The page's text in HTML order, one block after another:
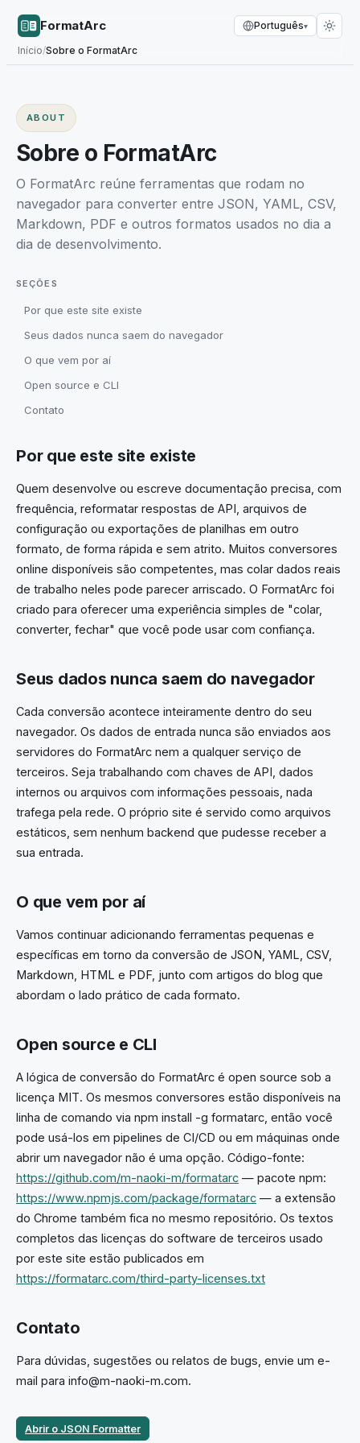
FormatArc
Início/Sobre o FormatArc
Português▾
ABOUT
Sobre o FormatArc
O FormatArc reúne ferramentas que rodam no
navegador para converter entre JSON, YAML, CSV,
Markdown, PDF e outros formatos usados no dia a
dia de desenvolvimento.
SEÇÕES
Por que este site existe
Seus dados nunca saem do navegador
O que vem por aí
Open source e CLI
Contato
Por que este site existe
Quem desenvolve ou escreve documentação precisa, com
frequência, reformatar respostas de API, arquivos de
configuração ou exportações de planilhas em outro
formato, de forma rápida e sem atrito. Muitos conversores
online disponíveis são competentes, mas colar dados reais
de trabalho neles pode parecer arriscado. O FormatArc foi
criado para oferecer uma experiência simples de "colar,
converter, fechar" que você pode usar com confiança.
Seus dados nunca saem do navegador
Cada conversão acontece inteiramente dentro do seu
navegador. Os dados de entrada nunca são enviados aos
servidores do FormatArc nem a qualquer serviço de
terceiros. Seja trabalhando com chaves de API, dados
internos ou arquivos com informações pessoais, nada
trafega pela rede. O próprio site é servido como arquivos
estáticos, sem nenhum backend que pudesse receber a
sua entrada.
O que vem por aí
Vamos continuar adicionando ferramentas pequenas e
específicas em torno da conversão de JSON, YAML, CSV,
Markdown, HTML e PDF, junto com artigos do blog que
abordam o lado prático de cada formato.
Open source e CLI
A lógica de conversão do FormatArc é open source sob a
licença MIT. Os mesmos conversores estão disponíveis na
linha de comando via npm install -g formatarc, então você
pode usá-los em pipelines de CI/CD ou em máquinas onde
abrir um navegador não é uma opção. Código-fonte:
https://github.com/m-naoki-m/formatarc — pacote npm:
https://www.npmjs.com/package/formatarc — a extensão
do Chrome também fica no mesmo repositório. Os textos
completos das licenças do software de terceiros usado
por este site estão publicados em
https://formatarc.com/third-party-licenses.txt
Contato
Para dúvidas, sugestões ou relatos de bugs, envie um e-
mail para info@m-naoki-m.com.
Abrir o JSON Formatter